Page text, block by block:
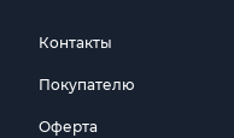
Контакты
Покупателю
Оферта